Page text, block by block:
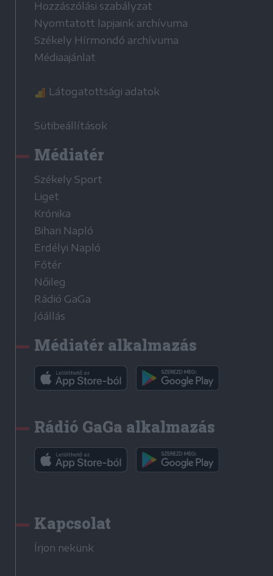
Hozzászólási szabályzat
Nyomtatott lapjaink archívuma
Székely Hírmondó archívuma
Médiaajánlat
Látogatottsági adatok
Sütibeállítások
Médiatér
Székely Sport
Liget
Krónika
Bihari Napló
Erdélyi Napló
Főtér
Nőileg
Rádió GaGa
Jóállás
Médiatér alkalmazás
Rádió GaGa alkalmazás
Kapcsolat
Írjon nekünk